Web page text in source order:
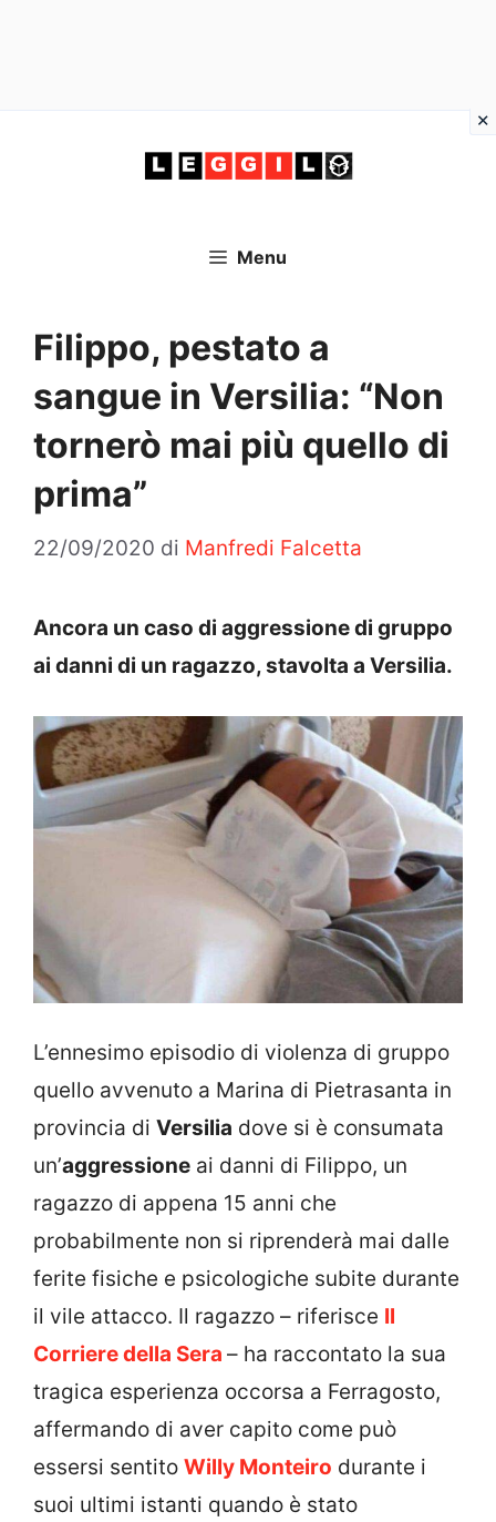
Menu
Filippo, pestato a
sangue in Versilia: “Non
tornerò mai più quello di
prima”
22/09/2020 di Manfredi Falcetta
Ancora un caso di aggressione di gruppo
ai danni di un ragazzo, stavolta a Versilia.
L’ennesimo episodio di violenza di gruppo
quello avvenuto a Marina di Pietrasanta in
provincia di Versilia dove si è consumata
un’aggressione ai danni di Filippo, un
ragazzo di appena 15 anni che
probabilmente non si riprenderà mai dalle
ferite fisiche e psicologiche subite durante
il vile attacco. Il ragazzo – riferisce Il
Corriere della Sera – ha raccontato la sua
tragica esperienza occorsa a Ferragosto,
affermando di aver capito come può
essersi sentito Willy Monteiro durante i
suoi ultimi istanti quando è stato